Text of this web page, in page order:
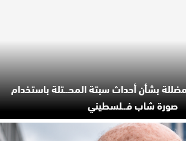
بشأن أحداث سبتة المحـ.ـتلة باستخدام
صورة شاب فـ.ـلسطيني